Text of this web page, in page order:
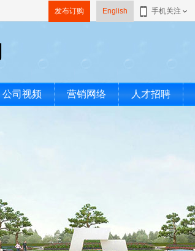
发布订购 English 手机关注
公司视频 营销网络 人才招聘